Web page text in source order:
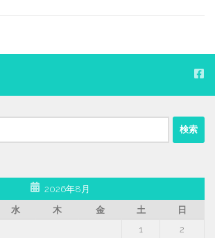
2026年8月
水 木 金 土
日
1
2